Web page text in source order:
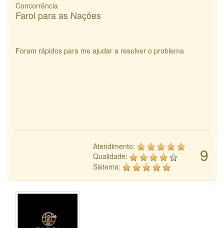
Concorrência
Farol para as Nações
Foram rápidos para me ajudar a resolver o problema
9
Atendimento:
Qualidade:
Sistema: